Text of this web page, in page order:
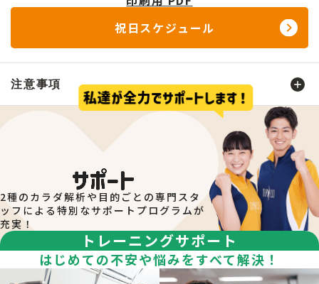
おける利用可能コースは、下部の「店舗からのお
知らせ」をご確認ください。
セルフジム時間のご入館は、テナント２F入口（セ
ブンイレブンと喫茶店ルノアールの間）をご利用
いただき、 向かって右側のエレベーター
鍵付きの傘立ては、テナント２F入口（セブンイレ
ブンと喫茶店ルノアールの間）に設置しておりま
※店舗内には、傘立てはございません。
中野店では、スペースの都合上、フロントでのお
荷物の一次預かりは実施しておりません。
中野駅、ナカノサウステラビル周辺は、全域駐輪
禁止エリアとなります。
祝日スケジュール
注意事項
1日～14日：当月分のスケジュールが確認できます。
15日～月末：翌月分のスケジュールも確認いただけま
プログラムの予約について
プログラムへの参加は予約が必要になります。
会員様専用サイト「iTIPNESS」にログインいただき「予
約・確認」のメニューから予約いただけます。 詳しくは、
メニュー内「ご利用ガイド」「予約方法詳細」からご確認
2種のカラダ解析や目的ごとの専門スタ
ッフによる特別なサポートプログラムが
充実！
トレーニングサポート
はじめての不安や悩みをすべて解決！